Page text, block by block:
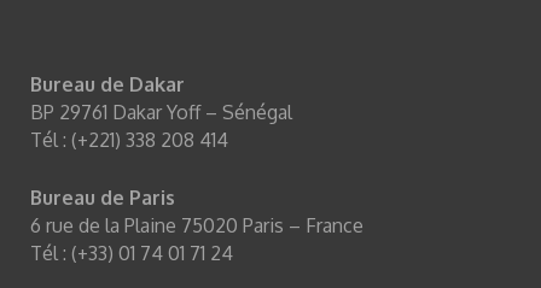
Bureau de Dakar
BP 29761 Dakar Yoff – Sénégal
Tél : (+221) 338 208 414
Bureau de Paris
6 rue de la Plaine 75020 Paris – France
Tél : (+33) 01 74 01 71 24